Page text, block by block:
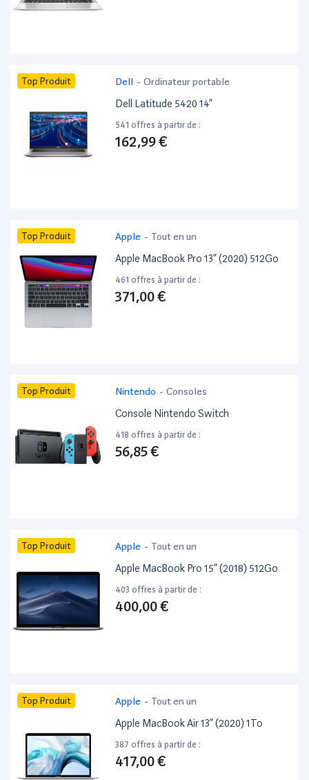
Top Produit Dell - Ordinateur portable
Dell Latitude 5420 14”
541 offres à partir de :
162,99 €
Top Produit Apple - Tout en un
Apple MacBook Pro 13” (2020) 512Go
461 offres à partir de :
371,00 €
Top Produit Nintendo - Consoles
Console Nintendo Switch
418 offres à partir de :
56,85 €
Top Produit Apple - Tout en un
Apple MacBook Pro 15” (2018) 512Go
403 offres à partir de :
400,00 €
Top Produit Apple - Tout en un
Apple MacBook Air 13” (2020) 1To
387 offres à partir de :
417,00 €